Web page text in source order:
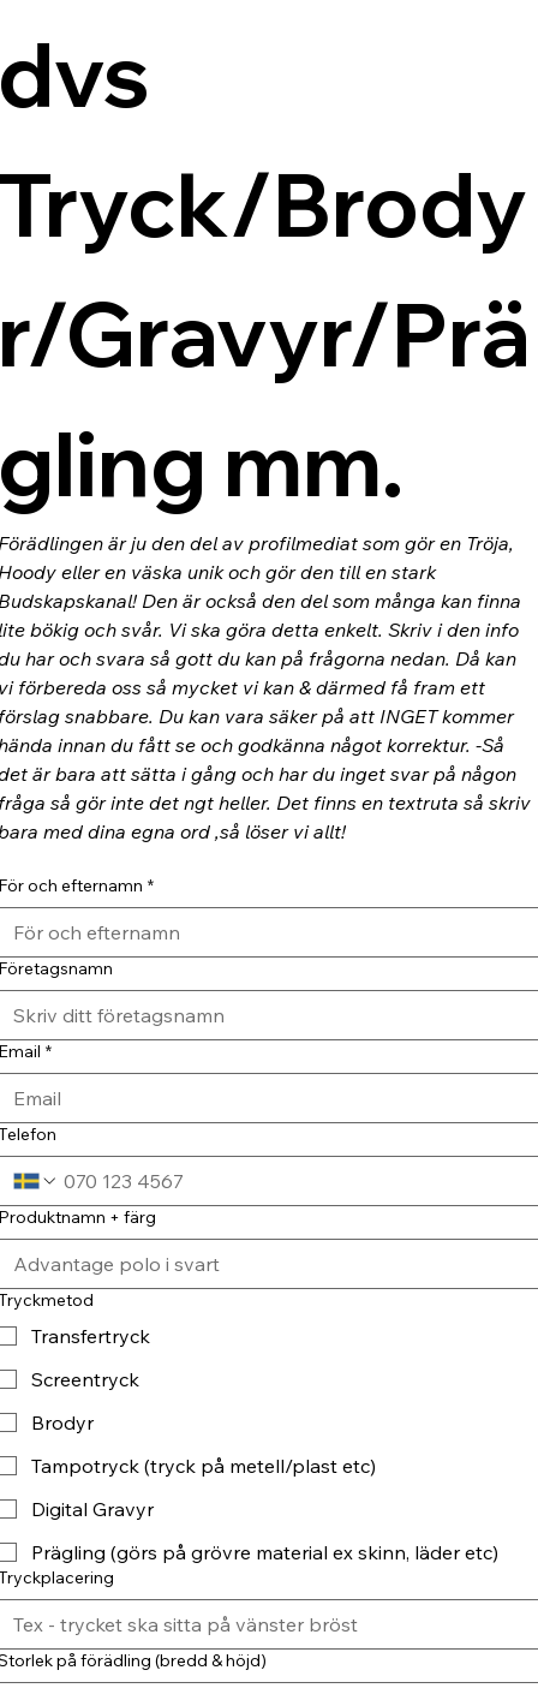
Brody
Gravyr/Prä
mm.
är ju den del av profilmediat som gör en Tröja,
eller en väska unik och gör den till en stark
Den är också den del som många kan finna
bökig och svår. Vi ska göra detta enkelt. Skriv i den info
har och svara så gott du kan på frågorna nedan. Då kan
förbereda oss så mycket vi kan & därmed få fram ett
snabbare. Du kan vara säker på att INGET kommer
innan du fått se och godkänna något korrektur. -Så
är bara att sätta i gång och har du inget svar på någon
så gör inte det ngt heller. Det finns en textruta så skriv
med dina egna ord ,så löser vi allt!
och efternamn *
*
+ färg
Transfertryck
Screentryck
Brodyr
Tampotryck (tryck på metell/plast etc)
Digital Gravyr
Prägling (görs på grövre material ex skinn, läder etc)
på förädling (bredd & höjd)